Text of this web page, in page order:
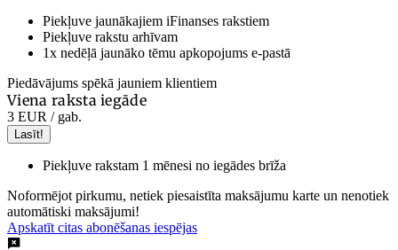
Piekļuve jaunākajiem iFinanses rakstiem
Piekļuve rakstu arhīvam
1x nedēļā jaunāko tēmu apkopojums e-pastā
Piedāvājums spēkā jauniem klientiem
Viena raksta iegāde
3 EUR / gab.
Lasīt!
Piekļuve rakstam 1 mēnesi no iegādes brīža
Noformējot pirkumu, netiek piesaistīta maksājumu karte un nenotiek
automātiski maksājumi!
Apskatīt citas abonēšanas iespējas